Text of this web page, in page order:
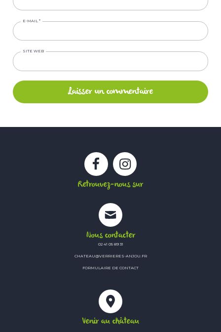
E-MAIL *
SITE WEB
Retrouvez-nous sur
FacebookInstagram
Nous contacter
02 41 05 89 31
CHATEAU@VERRIERES-ANJOU.FR
FORMULAIRE DE CONTACT
Venir au château